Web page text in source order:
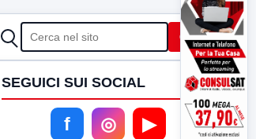
CERCA Cerca
SEGUICI SUI SOCIAL
f ◎ ▶